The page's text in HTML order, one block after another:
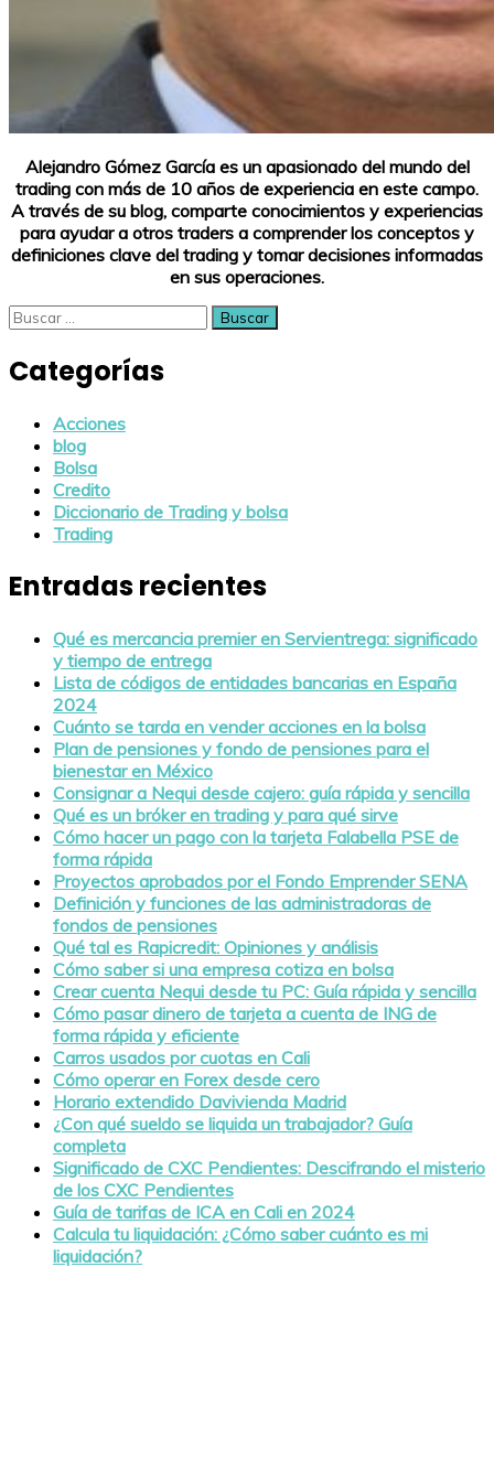
Alejandro Gómez García es un apasionado del mundo del
trading con más de 10 años de experiencia en este campo.
A través de su blog, comparte conocimientos y experiencias
para ayudar a otros traders a comprender los conceptos y
definiciones clave del trading y tomar decisiones informadas
en sus operaciones.
Buscar:
Categorías
Acciones
blog
Bolsa
Credito
Diccionario de Trading y bolsa
Trading
Entradas recientes
Qué es mercancia premier en Servientrega: significado
y tiempo de entrega
Lista de códigos de entidades bancarias en España
2024
Cuánto se tarda en vender acciones en la bolsa
Plan de pensiones y fondo de pensiones para el
bienestar en México
Consignar a Nequi desde cajero: guía rápida y sencilla
Qué es un bróker en trading y para qué sirve
Cómo hacer un pago con la tarjeta Falabella PSE de
forma rápida
Proyectos aprobados por el Fondo Emprender SENA
Definición y funciones de las administradoras de
fondos de pensiones
Qué tal es Rapicredit: Opiniones y análisis
Cómo saber si una empresa cotiza en bolsa
Crear cuenta Nequi desde tu PC: Guía rápida y sencilla
Cómo pasar dinero de tarjeta a cuenta de ING de
forma rápida y eficiente
Carros usados por cuotas en Cali
Cómo operar en Forex desde cero
Horario extendido Davivienda Madrid
¿Con qué sueldo se liquida un trabajador? Guía
completa
Significado de CXC Pendientes: Descifrando el misterio
de los CXC Pendientes
Guía de tarifas de ICA en Cali en 2024
Calcula tu liquidación: ¿Cómo saber cuánto es mi
liquidación?